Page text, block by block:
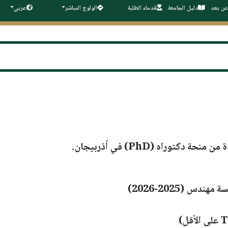
بعد دليل الجامعة قدماء الطلبة الولوج المباشر عربي
منحة دكتوراه (PhD) في أذربيجان .
(2025-2026)
)